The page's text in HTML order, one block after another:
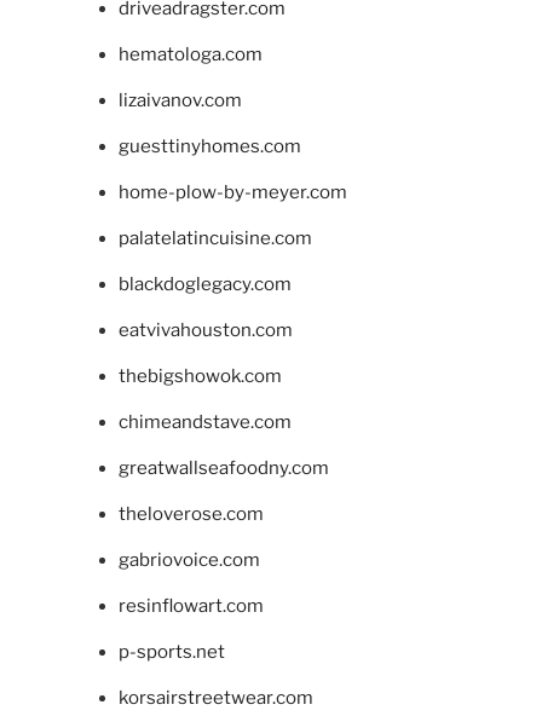
driveadragster.com
hematologa.com
lizaivanov.com
guesttinyhomes.com
home-plow-by-meyer.com
palatelatincuisine.com
blackdoglegacy.com
eatvivahouston.com
thebigshowok.com
chimeandstave.com
greatwallseafoodny.com
theloverose.com
gabriovoice.com
resinflowart.com
p-sports.net
korsairstreetwear.com